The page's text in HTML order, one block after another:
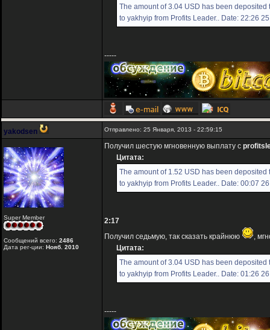
The amount of 3.04 USD has been
to yakhyip from Profits Leader.. Date: 22:26
-----
yakodsen Отправлено: 25 Января, 2013 - 22:59:15
Super Member
Сообщений всего: 2486
Дата рег-ции: Нояб. 2010
Получил шестую мгновенную выплату с
Цитата:
The amount of 1.52 USD has been
to yakhyip from Profits Leader.. Date: 00:07
2:17
Получил седьмую, так сказать крайнюю
,
Цитата:
The amount of 3.04 USD has been
to yakhyip from Profits Leader.. Date: 01:26
-----